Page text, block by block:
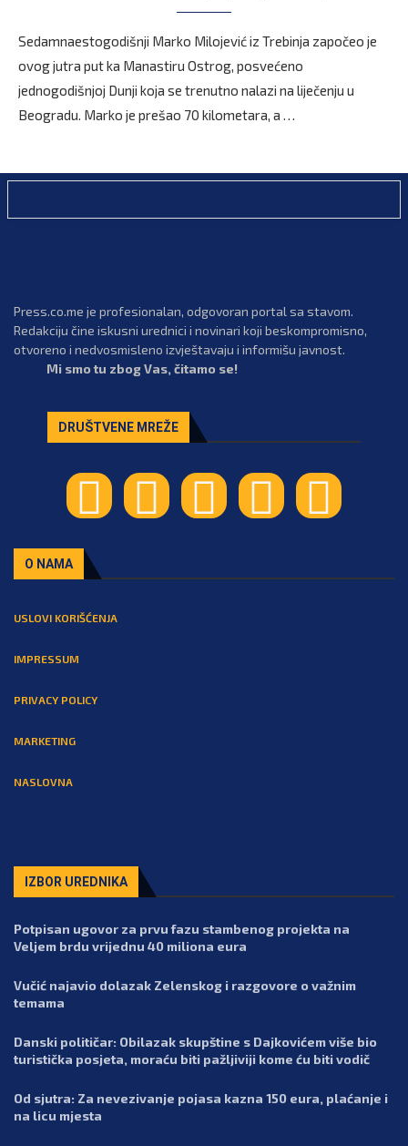
Sedamnaestogodišnji Marko Milojević iz Trebinja započeo je
ovog jutra put ka Manastiru Ostrog, posvećeno
jednogodišnjoj Dunji koja se trenutno nalazi na liječenju u
Beogradu. Marko je prešao 70 kilometara, a …
Press.co.me je profesionalan, odgovoran portal sa stavom.
Redakciju čine iskusni urednici i novinari koji beskompromisno,
otvoreno i nedvosmisleno izvještavaju i informišu javnost.
Mi smo tu zbog Vas, čitamo se!
DRUŠTVENE MREŽE
O NAMA
USLOVI KORIŠĆENJA
IMPRESSUM
PRIVACY POLICY
MARKETING
NASLOVNA
IZBOR UREDNIKA
Potpisan ugovor za prvu fazu stambenog projekta na
Veljem brdu vrijednu 40 miliona eura
Vučić najavio dolazak Zelenskog i razgovore o važnim
temama
Danski političar: Obilazak skupštine s Dajkovićem više bio
turistička posjeta, moraću biti pažljiviji kome ću biti vodič
Od sjutra: Za nevezivanje pojasa kazna 150 eura, plaćanje i
na licu mjesta